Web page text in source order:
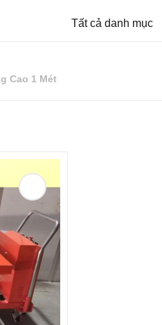
Tất cả danh mục
Cao 1 Mét